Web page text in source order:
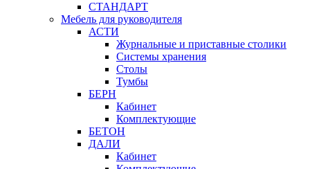
СТАНДАРТ
Мебель для руководителя
АСТИ
Журнальные и приставные столики
Системы хранения
Столы
Тумбы
БЕРН
Кабинет
Комплектующие
БЕТОН
ДАЛИ
Кабинет